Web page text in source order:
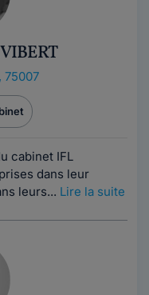
75007
cabinet IFL
dans leur
leurs... Lire la suite